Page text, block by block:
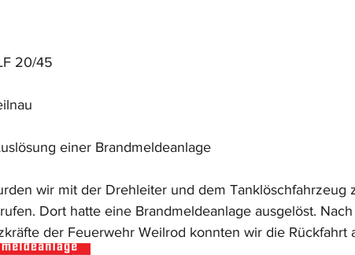
20/45
einer Brandmeldeanlage
wir mit der Drehleiter und dem Tanklöschfahrzeug
Dort hatte eine Brandmeldeanlage ausgelöst.
der Feuerwehr Weilrod konnten wir die Rückfahrt